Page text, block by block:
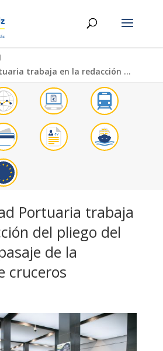
Ι
La Autoridad Portuaria trabaja en la redacción del pliego del servicio al pasaje de la terminal de cruceros
Portuaria trabaja
del pliego del
de la
cruceros